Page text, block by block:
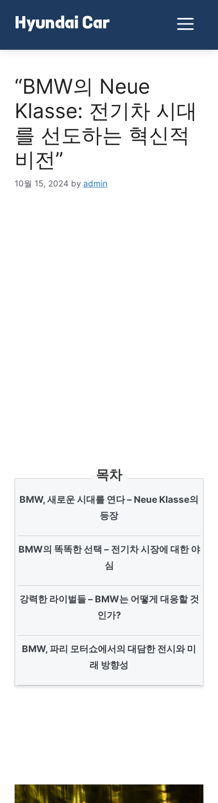
contentHyundai Car
“BMW의 Neue
Klasse: 전기차 시대
를 선도하는 혁신적
비전”
10월 15, 2024 by admin
목차
BMW, 새로운 시대를 연다 – Neue Klasse의
등장
BMW의 똑똑한 선택 – 전기차 시장에 대한 야
심
강력한 라이벌들 – BMW는 어떻게 대응할 것
인가?
BMW, 파리 모터쇼에서의 대담한 전시와 미
래 방향성